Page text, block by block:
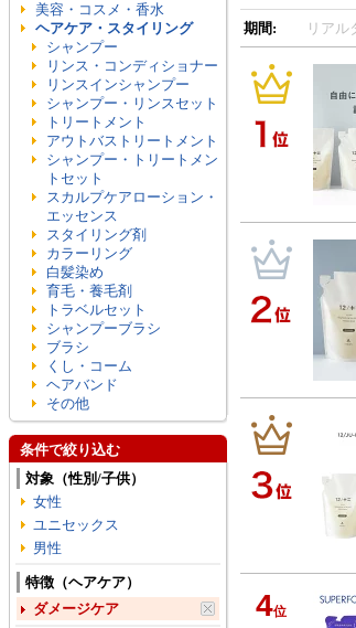
期間: リアル
4位
美容・コスメ・香水
ヘアケア・スタイリング
シャンプー
リンス・コンディショナー
リンスインシャンプー
シャンプー・リンスセット
トリートメント
アウトバストリートメント
シャンプー・トリートメン
トセット
スカルプケアローション・
エッセンス
スタイリング剤
カラーリング
白髪染め
育毛・養毛剤
トラベルセット
シャンプーブラシ
ブラシ
くし・コーム
ヘアバンド
その他
条件で絞り込む
対象（性別/子供）
女性
ユニセックス
男性
特徴（ヘアケア）
ダメージケア